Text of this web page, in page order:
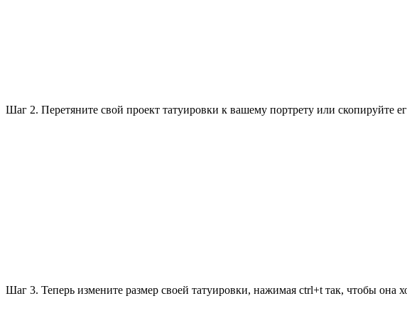
Шаг 2. Перетяните свой проект татуировки к вашему портрету или скопируйте
Шаг 3. Теперь измените размер своей татуировки, нажимая ctrl+t так, чтобы она